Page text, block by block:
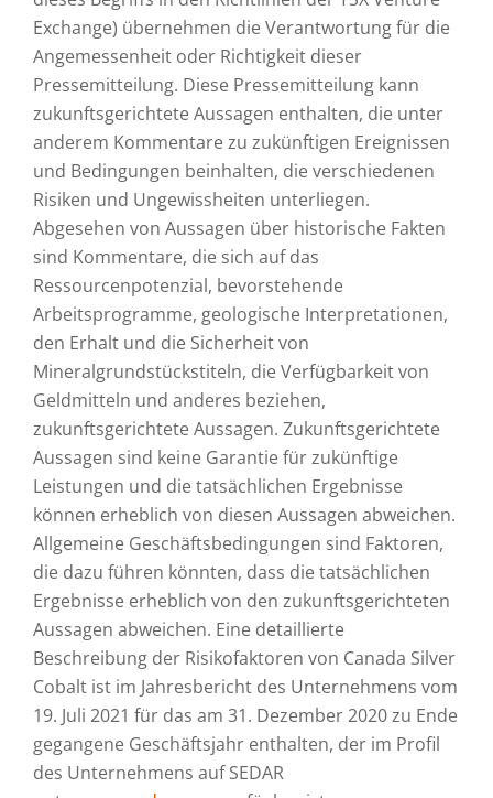
Exchange) übernehmen die Verantwortung für die
Angemessenheit oder Richtigkeit dieser
Pressemitteilung. Diese Pressemitteilung kann
zukunftsgerichtete Aussagen enthalten, die unter
anderem Kommentare zu zukünftigen Ereignissen
und Bedingungen beinhalten, die verschiedenen
Risiken und Ungewissheiten unterliegen.
Abgesehen von Aussagen über historische Fakten
sind Kommentare, die sich auf das
Ressourcenpotenzial, bevorstehende
Arbeitsprogramme, geologische Interpretationen,
den Erhalt und die Sicherheit von
Mineralgrundstückstiteln, die Verfügbarkeit von
Geldmitteln und anderes beziehen,
zukunftsgerichtete Aussagen. Zukunftsgerichtete
Aussagen sind keine Garantie für zukünftige
Leistungen und die tatsächlichen Ergebnisse
können erheblich von diesen Aussagen abweichen.
Allgemeine Geschäftsbedingungen sind Faktoren,
die dazu führen könnten, dass die tatsächlichen
Ergebnisse erheblich von den zukunftsgerichteten
Aussagen abweichen. Eine detaillierte
Beschreibung der Risikofaktoren von Canada Silver
Cobalt ist im Jahresbericht des Unternehmens vom
19. Juli 2021 für das am 31. Dezember 2020 zu Ende
gegangene Geschäftsjahr enthalten, der im Profil
des Unternehmens auf SEDAR